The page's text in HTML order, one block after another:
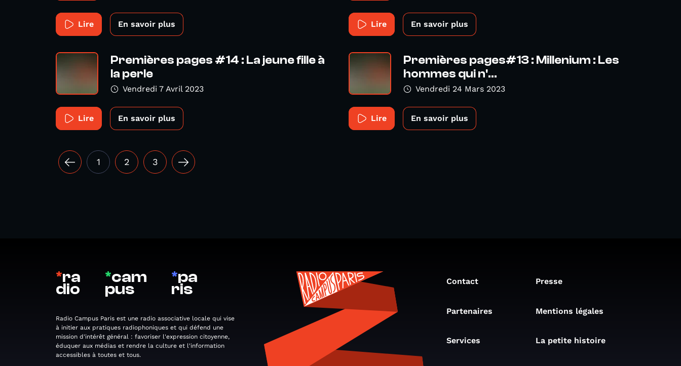
Lire En savoir plus Lire En savoir plus
Premières pages #14 : La jeune fille à
la perle
Vendredi 7 Avril 2023
Lire En savoir plus
Premières pages#13 : Millenium : Les
hommes qui n'...
Vendredi 24 Mars 2023
Lire En savoir plus
1 2 3
*ra
dio
*cam
pus
*pa
ris
Radio Campus Paris est une radio associative locale qui vise
à initier aux pratiques radiophoniques et qui défend une
mission d'intérêt général : favoriser l'expression citoyenne,
éduquer aux médias et rendre la culture et l'information
accessibles à toutes et tous.
Contact Presse
Partenaires Mentions légales
Services La petite histoire